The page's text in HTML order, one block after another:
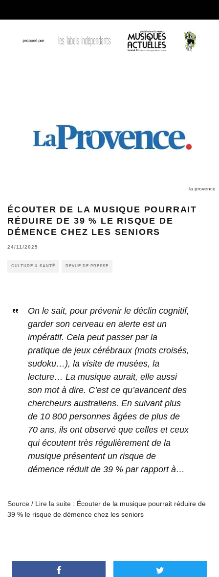
la provence
ÉCOUTER DE LA MUSIQUE POURRAIT
RÉDUIRE DE 39 % LE RISQUE DE
DÉMENCE CHEZ LES SENIORS
24/11/2025
CULTURE & SANTÉ REVUE DE PRESSE
On le sait, pour prévenir le déclin cognitif,
garder son cerveau en alerte est un
impératif. Cela peut passer par la
pratique de jeux cérébraux (mots croisés,
sudoku…), la visite de musées, la
lecture… La musique aurait, elle aussi
son mot à dire. C’est ce qu’avancent des
chercheurs australiens. En suivant plus
de 10 800 personnes âgées de plus de
70 ans, ils ont observé que celles et ceux
qui écoutent très régulièrement de la
musique présentent un risque de
démence réduit de 39 % par rapport à…
Source / Lire la suite : Écouter de la musique pourrait réduire de
39 % le risque de démence chez les seniors